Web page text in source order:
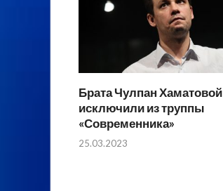
Брата Чулпан Хаматовой
исключили из труппы
«Современника»
25.03.2023